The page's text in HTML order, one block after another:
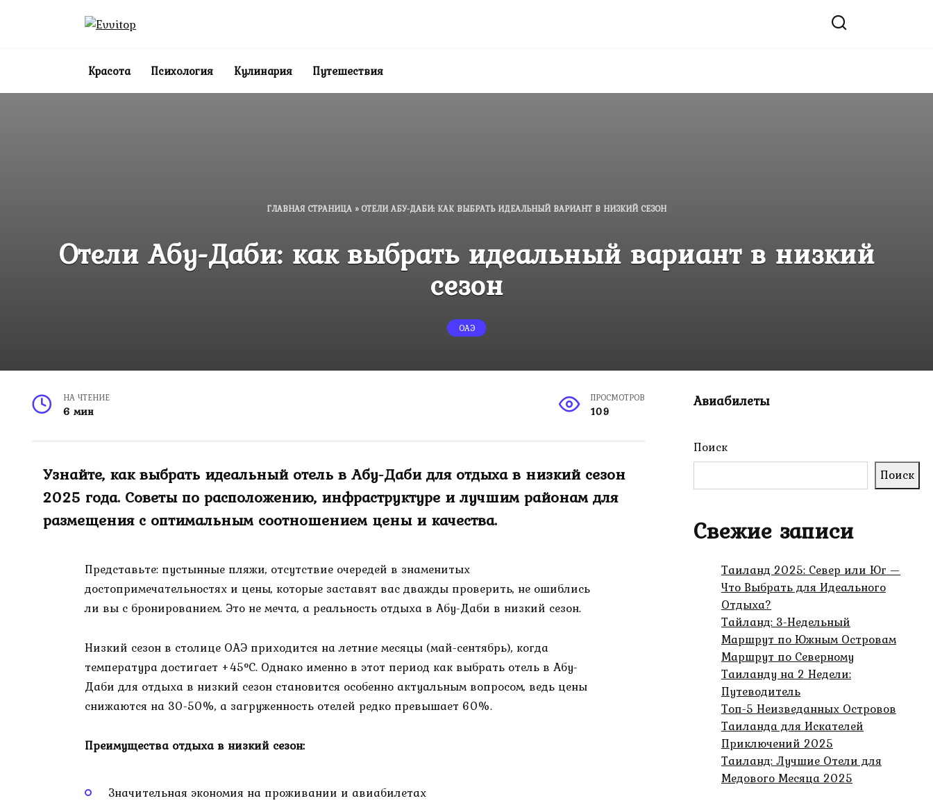
Красота Психология Кулинария Путешествия
ГЛАВНАЯ СТРАНИЦА» ОТЕЛИ АБУ-ДАБИ: КАК ВЫБРАТЬ ИДЕАЛЬНЫЙ ВАРИАНТ В НИЗКИЙ СЕЗОН
Отели Абу-Даби: как выбрать идеальный вариант в низкий
сезон
ОАЭ
НА ЧТЕНИЕ
6 мин
ПРОСМОТРОВ
109
Узнайте, как выбрать идеальный отель в Абу-Даби для отдыха в низкий сезон
2025 года. Советы по расположению, инфраструктуре и лучшим районам для
размещения с оптимальным соотношением цены и качества.
Представьте: пустынные пляжи, отсутствие очередей в знаменитых
достопримечательностях и цены, которые заставят вас дважды проверить, не ошиблись
ли вы с бронированием. Это не мечта, а реальность отдыха в Абу-Даби в низкий сезон.
Низкий сезон в столице ОАЭ приходится на летние месяцы (май-сентябрь), когда
температура достигает +45°C. Однако именно в этот период как выбрать отель в Абу-
Даби для отдыха в низкий сезон становится особенно актуальным вопросом, ведь цены
снижаются на 30-50%, а загруженность отелей редко превышает 60%.
Преимущества отдыха в низкий сезон:
Значительная экономия на проживании и авиабилетах
Авиабилеты
Поиск
Поиск
Свежие записи
Таиланд 2025: Север или Юг —
Что Выбрать для Идеального
Отдыха?
Тайланд: 3-Недельный
Маршрут по Южным Островам
Маршрут по Северному
Таиланду на 2 Недели:
Путеводитель
Топ-5 Неизведанных Островов
Таиланда для Искателей
Приключений 2025
Таиланд: Лучшие Отели для
Медового Месяца 2025